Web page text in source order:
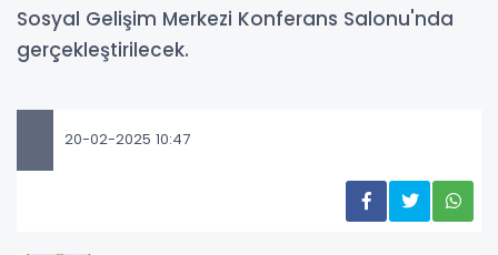
Sosyal Gelişim Merkezi Konferans Salonu'nda
gerçekleştirilecek.
20-02-2025 10:47